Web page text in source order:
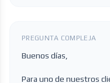
PREGUNTA COMPLEJA
Buenos días,
Para uno de nuestros